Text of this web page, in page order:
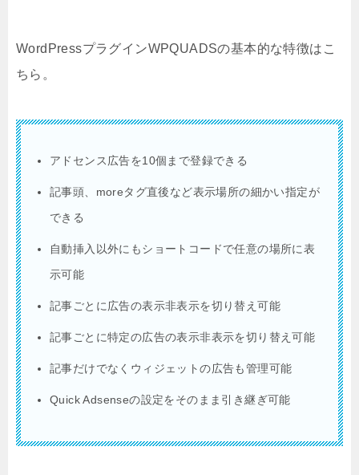
WordPressプラグインWPQUADSの基本的な特徴はこ
ちら。
アドセンス広告を10個まで登録できる
記事頭、moreタグ直後など表示場所の細かい指定が
できる
自動挿入以外にもショートコードで任意の場所に表
示可能
記事ごとに広告の表示非表示を切り替え可能
記事ごとに特定の広告の表示非表示を切り替え可能
記事だけでなくウィジェットの広告も管理可能
Quick Adsenseの設定をそのまま引き継ぎ可能